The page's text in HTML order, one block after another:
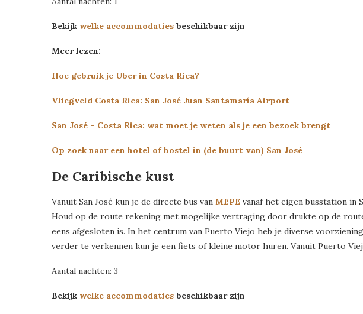
Bekijk welke accommodaties beschikbaar zijn
Meer lezen:
Hoe gebruik je Uber in Costa Rica?
Vliegveld Costa Rica: San José Juan Santamaría Airport
San José – Costa Rica: wat moet je weten als je een bezoek brengt
Op zoek naar een hotel of hostel in (de buurt van) San José
De Caribische kust
Vanuit San José kun je de directe bus van MEPE vanaf het eigen busstation in
Houd op de route rekening met mogelijke vertraging door drukte op de
eens afgesloten is. In het centrum van Puerto Viejo heb je diverse
verder te verkennen kun je een fiets of kleine motor huren. Vanuit Puerto
Aantal nachten: 3
Bekijk welke accommodaties beschikbaar zijn